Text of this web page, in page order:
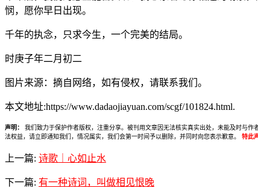
悯，愿你早日出现。
千年的执念，只求今生，一个完美的结局。
时庚子年二月初二
图片来源：摘自网络，如有侵权，请联系我们。
本文地址:https://www.dadaojiayuan.com/scgf/101824.html.
声明：
我们致力于保护作者版权，注重分享。被刊用文章因无法核实真实出处，未能及时与
法权益，请立即通知我们，情况属实，我们会第一时间予以删除，并同时向您表示歉意。
特此
上一篇: 诗歌｜心如止水
下一篇: 有一种诗词，叫做相见恨晚